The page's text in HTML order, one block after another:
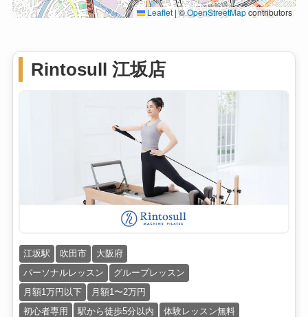
Leaflet |©OpenStreetMapcontributors
Rintosull 江坂店
江坂駅 吹田市
大阪府
パーソナルレッスン
グループレッスン
月額1万円以下
月額1〜2万円
初心者専用
駅から徒歩5分以内
体験レッスン無料